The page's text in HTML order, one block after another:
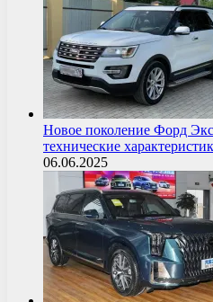
Новое поколение Форд
технические
06.06.2025